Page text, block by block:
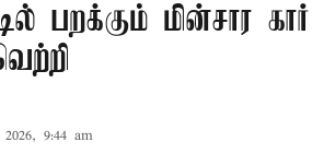
பறக்கும் மின்சார கார்
9:44 am